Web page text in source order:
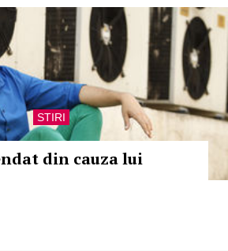
STIRI
din cauza lui